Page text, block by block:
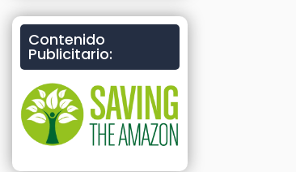
Contenido
Publicitario: